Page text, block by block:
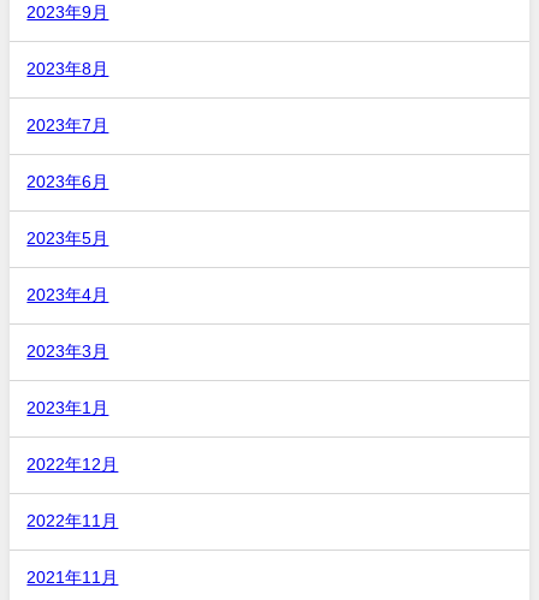
2023年9月
2023年8月
2023年7月
2023年6月
2023年5月
2023年4月
2023年3月
2023年1月
2022年12月
2022年11月
2021年11月